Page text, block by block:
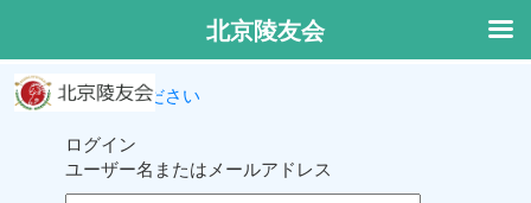
ログインしてください
ログイン
ユーザー名またはメールアドレス
北京陵友会